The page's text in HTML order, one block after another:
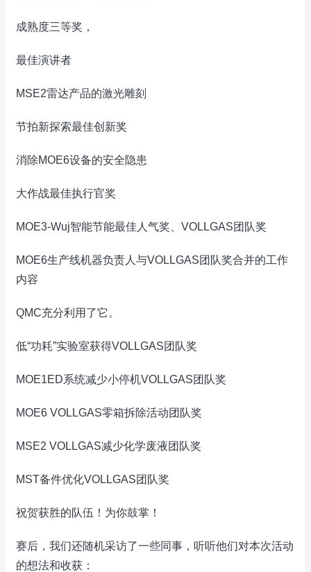
成熟度三等奖，
最佳演讲者
MSE2雷达产品的激光雕刻
节拍新探索最佳创新奖
消除MOE6设备的安全隐患
大作战最佳执行官奖
MOE3-Wuj智能节能最佳人气奖、VOLLGAS团队奖
MOE6生产线机器负责人与VOLLGAS团队奖合并的工作
内容
QMC充分利用了它。
低“功耗”实验室获得VOLLGAS团队奖
MOE1ED系统减少小停机VOLLGAS团队奖
MOE6 VOLLGAS零箱拆除活动团队奖
MSE2 VOLLGAS减少化学废液团队奖
MST备件优化VOLLGAS团队奖
祝贺获胜的队伍！为你鼓掌！
赛后，我们还随机采访了一些同事，听听他们对本次活动
的想法和收获：